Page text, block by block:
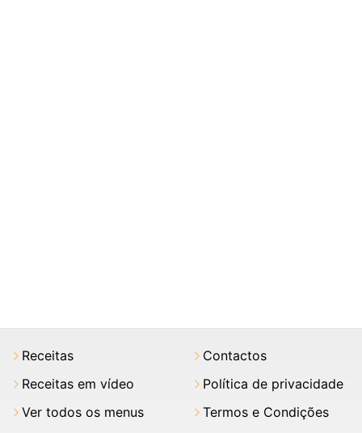
Receitas
Receitas em vídeo
Ver todos os menus
Contactos
Política de privacidade
Termos e Condições